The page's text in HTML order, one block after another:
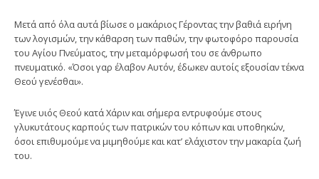
Μετά από όλα αυτά βίωσε ο μακάριος Γέροντας την βαθιά ειρήνη
των λογισμών, την κάθαρση των παθών, την φωτοφόρο παρουσία
του Αγίου Πνεύματος, την μεταμόρφωσή του σε άνθρωπο
πνευματικό. «Όσοι γαρ έλαβον Αυτόν, έδωκεν αυτοίς εξουσίαν τέκνα
Θεού γενέσθαι».
Έγινε υιός Θεού κατά Χάριν και σήμερα εντρυφούμε στους
γλυκυτάτους καρπούς των πατρικών του κόπων και υποθηκών,
όσοι επιθυμούμε να μιμηθούμε και κατ’ ελάχιστον την μακαρία ζωή
του.